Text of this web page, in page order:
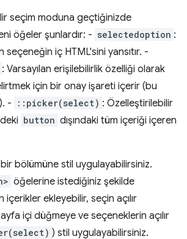
seçim moduna geçtiğinizde
öğeler şunlardır: - selectedoption :
seçeneğin iç HTML'sini yansıtır. -
: Varsayılan erişilebilirlik özelliği olarak
için bir onay işareti içerir (bu
-
::picker(select) : Özelleştirilebilir
button dışındaki tüm içeriği içeren
bölümüne stil uygulayabilirsiniz.
öğelerine istediğiniz şekilde
içerikler ekleyebilir, seçin açılır
içi düğmeye ve seçeneklerin açılır
) stil uygulayabilirsiniz.